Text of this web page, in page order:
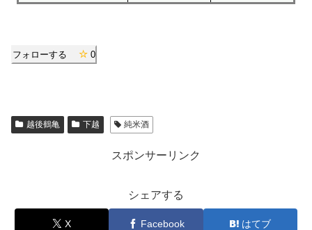
フォローする 0
越後鶴亀 下越 純米酒
スポンサーリンク
シェアする
X Facebook はてブ